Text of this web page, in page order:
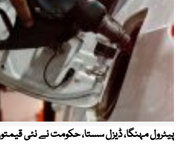
پیٹرول مہنگا، ڈیزل سستا، حکومت نے نئی